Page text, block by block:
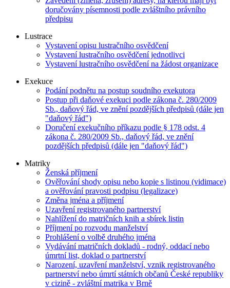
doručovány písemnosti podle zvláštního právního
předpisu
Lustrace
Vystavení opisu lustračního osvědčení
Vystavení lustračního osvědčení jednotlivci
Vystavení lustračního osvědčení na žádost organizace
Exekuce
Podání podnětu na postup soudního exekutora
Postup při daňové exekuci podle zákona č. 280/2009
Sb., daňový řád, ve znění pozdějších předpisů (dále jen
"daňový řád")
Doručení exekučního příkazu podle § 178 odst. 4
zákona č. 280/2009 Sb., daňový řád, ve znění
pozdějších předpisů (dále jen "daňový řád")
Matriky
Ženská příjmení
Ověřování shody opisu nebo kopie s listinou (vidimace)
a ověřování pravosti podpisu (legalizace)
Změna jména a příjmení
Uzavření registrovaného partnerství
Nahlížení do matričních knih a sbírek listin
Příjmení po rozvodu manželství
Prohlášení o volbě druhého jména
Vydávání matričních dokladů - rodný, oddací nebo
úmrtní list, doklad o partnerství
Narození, uzavření manželství, vznik registrovaného
partnerství nebo úmrtí státních občanů České republiky
v cizině - zvláštní matrika v Brně